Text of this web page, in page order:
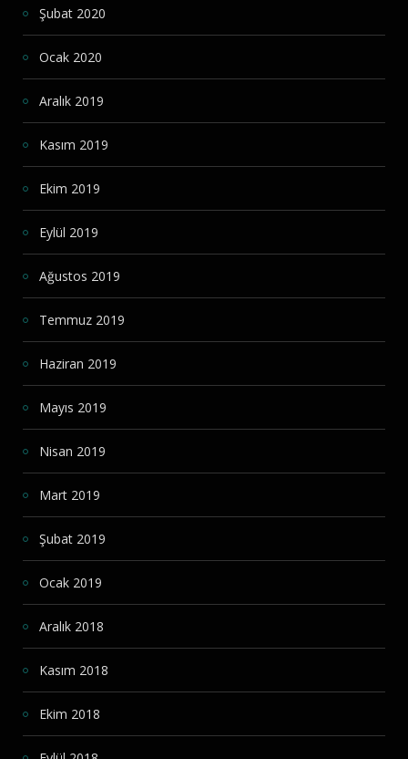
Şubat 2020
Ocak 2020
Aralık 2019
Kasım 2019
Ekim 2019
Eylül 2019
Ağustos 2019
Temmuz 2019
Haziran 2019
Mayıs 2019
Nisan 2019
Mart 2019
Şubat 2019
Ocak 2019
Aralık 2018
Kasım 2018
Ekim 2018